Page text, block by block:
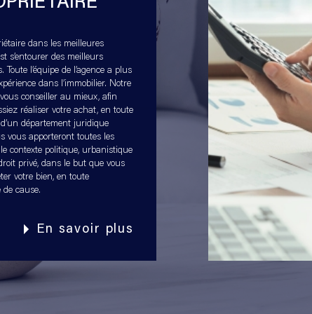
réels
et un suivi
dans les meilleures
s’entourer des meilleurs
Toute l’équipe de l’agence a plus
dans l’immobilier. Notre
conseiller au mieux, afin
réaliser votre achat, en toute
département juridique
vous apporteront toutes les
contexte politique, urbanistique
privé, dans le but que vous
votre bien, en toute
de cause.
En savoir plus